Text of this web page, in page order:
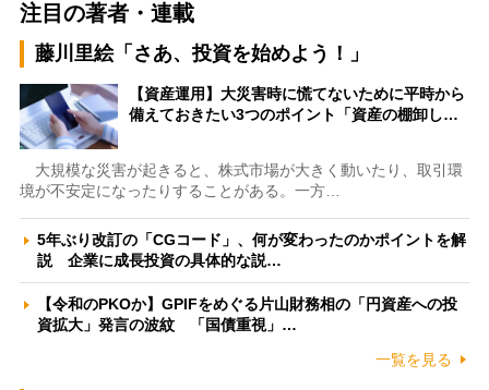
注目の著者・連載
藤川里絵「さあ、投資を始めよう！」
【資産運用】大災害時に慌てないために平時から
備えておきたい3つのポイント「資産の棚卸し…
大規模な災害が起きると、株式市場が大きく動いたり、取引環
境が不安定になったりすることがある。一方…
5年ぶり改訂の「CGコード」、何が変わったのかポイントを解
説 企業に成長投資の具体的な説…
【令和のPKOか】GPIFをめぐる片山財務相の「円資産への投
資拡大」発言の波紋 「国債重視」…
一覧を見る